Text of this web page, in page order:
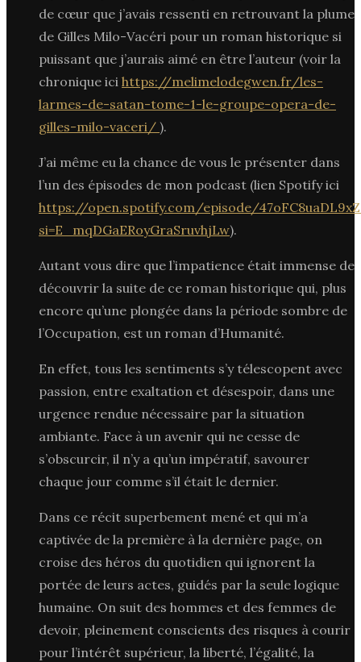
de cœur que j’avais ressenti en retrouvant la plume
de Gilles Milo-Vacéri pour un roman historique si
puissant que j’aurais aimé en être l’auteur (voir la
chronique ici https://melimelodegwen.fr/les-
larmes-de-satan-tome-1-le-groupe-opera-de-
gilles-milo-vaceri/ ).
J’ai même eu la chance de vous le présenter dans
l’un des épisodes de mon podcast (lien Spotify ici
https://open.spotify.com/episode/
si=E_mqDGaERoyGraSruvhjLw).
Autant vous dire que l’impatience était immense de
découvrir la suite de ce roman historique qui, plus
encore qu’une plongée dans la période sombre de
l’Occupation, est un roman d’Humanité.
En effet, tous les sentiments s’y télescopent avec
passion, entre exaltation et désespoir, dans une
urgence rendue nécessaire par la situation
ambiante. Face à un avenir qui ne cesse de
s’obscurcir, il n’y a qu’un impératif, savourer
chaque jour comme s’il était le dernier.
Dans ce récit superbement mené et qui m’a
captivée de la première à la dernière page, on
croise des héros du quotidien qui ignorent la
portée de leurs actes, guidés par la seule logique
humaine. On suit des hommes et des femmes de
devoir, pleinement conscients des risques à courir
pour l’intérêt supérieur, la liberté, l’égalité, la